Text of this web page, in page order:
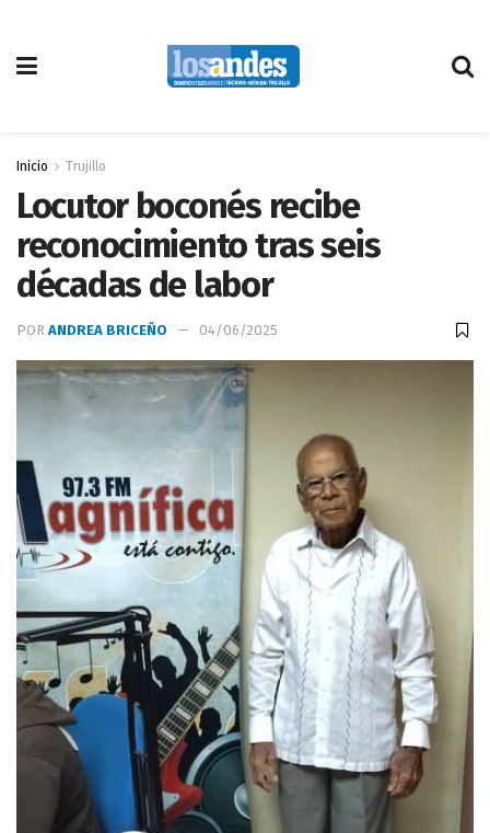
Inicio Trujillo
Locutor boconés recibe
reconocimiento tras seis
décadas de labor
POR ANDREA BRICEÑO 04/06/2025